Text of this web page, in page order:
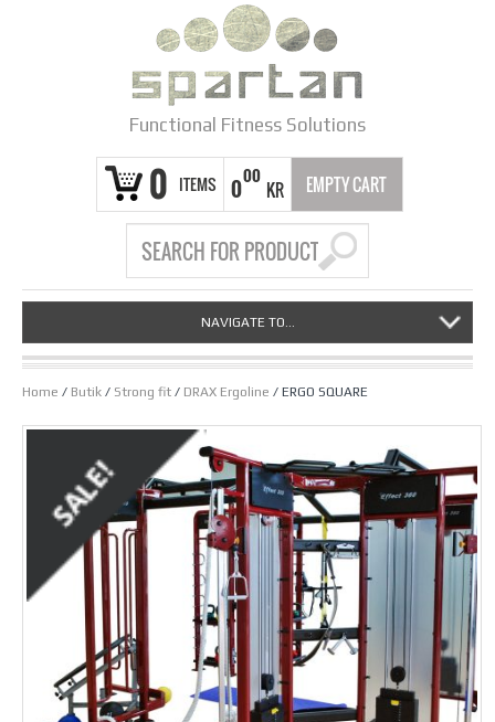
Functional Fitness Solutions
0 ITEMS 000
KR EMPTY CART
NAVIGATE TO...
Home / Butik / Strong fit / DRAX Ergoline / ERGO SQUARE